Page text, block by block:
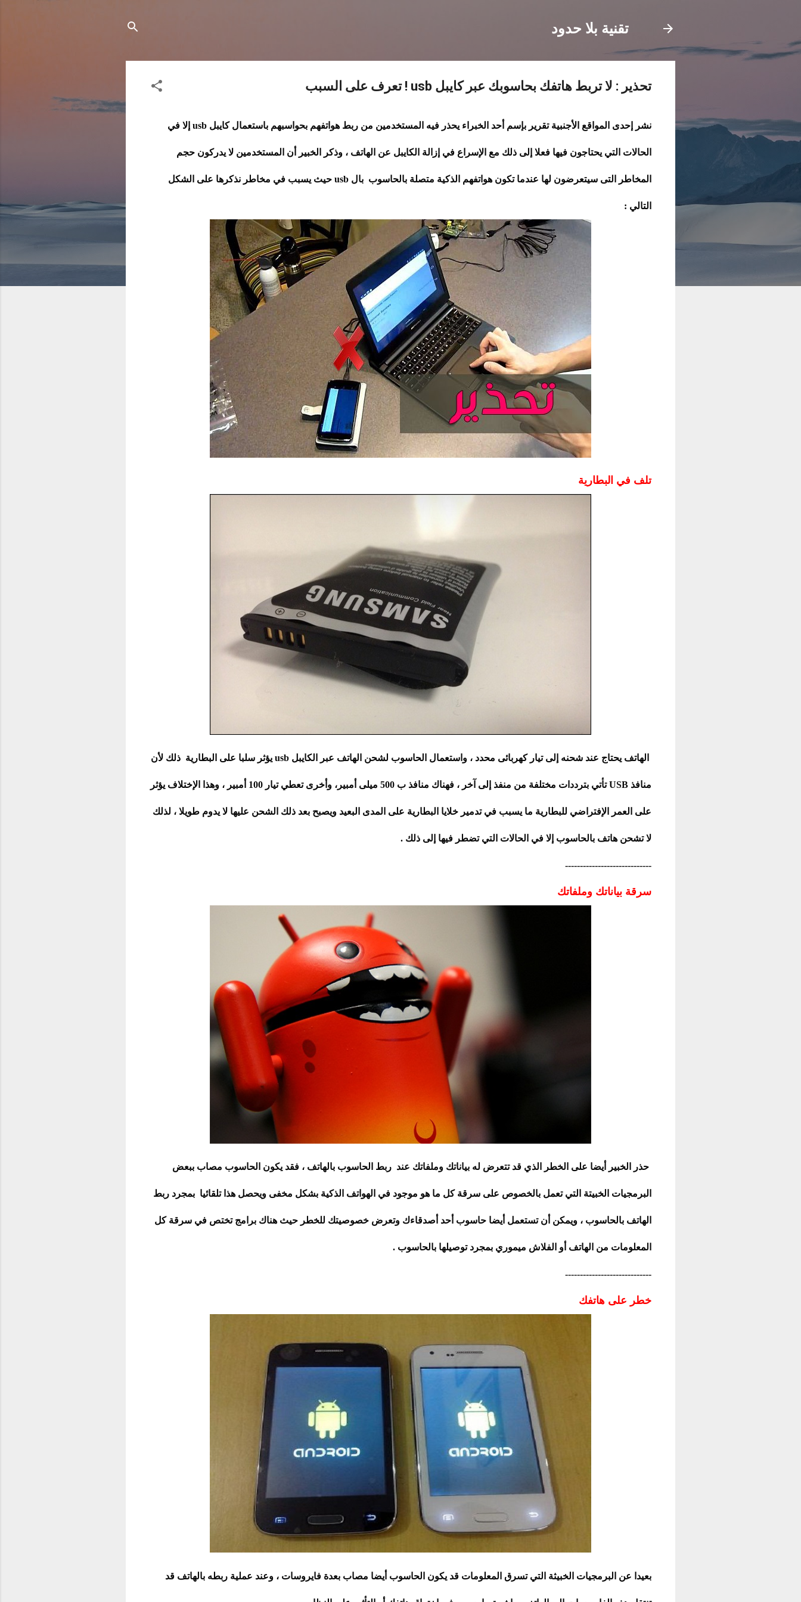
تقنية بلا حدود
تحذير : لا تربط هاتفك بحاسوبك عبر كايبل usb ! تعرف على السبب
نشر إحدى المواقع الأجنبية تقرير بإسم أحد الخبراء يحذر فيه المستخدمين من ربط هواتفهم بحواسبهم باستعمال كايبل usb إلا في
الحالات التي يحتاجون فيها فعلا إلى ذلك مع الإسراع في إزالة الكايبل عن الهاتف ، وذكر الخبير أن المستخدمين لا يدركون حجم
المخاطر التى سيتعرضون لها عندما تكون هواتفهم الذكية متصلة بالحاسوب بال usb حيث يسبب في مخاطر نذكرها على الشكل
التالي :
تلف في البطارية
الهاتف يحتاج عند شحنه إلى تيار كهربائى محدد ، واستعمال الحاسوب لشحن الهاتف عبر الكايبل usb يؤثر سلبا على البطارية ذلك لأن
منافذ USB تأتي بترددات مختلفة من منفذ إلى آخر ، فهناك منافذ ب 500 ميلى أمبير، وأخرى تعطي تيار 100 أمبير ، وهذا الإختلاف يؤثر
على العمر الإفتراضي للبطارية ما يسبب في تدمير خلايا البطارية على المدى البعيد ويصبح بعد ذلك الشحن عليها لا يدوم طويلا ، لذلك
لا تشحن هاتف بالحاسوب إلا في الحالات التي تضطر فيها إلى ذلك .
-----------------------------
سرقة بياناتك وملفاتك
حذر الخبير أيضا على الخطر الذي قد تتعرض له بياناتك وملفاتك عند ربط الحاسوب بالهاتف ، فقد يكون الحاسوب مصاب ببعض
البرمجيات الخبيتة التي تعمل بالخصوص على سرقة كل ما هو موجود في الهواتف الذكية بشكل مخفى ويحصل هذا تلقائيا بمجرد ربط
الهاتف بالحاسوب ، ويمكن أن تستعمل أيضا حاسوب أحد أصدقاءك وتعرض خصوصيتك للخطر حيث هناك برامج تختص في سرقة كل
المعلومات من الهاتف أو الفلاش ميموري بمجرد توصيلها بالحاسوب .
-----------------------------
خطر على هاتفك
بعيد عن البرمجيات الخبيثة التي تسرق المعلومات قد يكون الحاسوب أيضا مصاب بعدة فايروسات ، وعند عملية ربطه بالهاتف قد